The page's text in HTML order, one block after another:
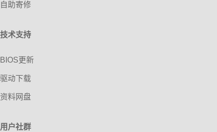
自助寄修
技术支持
BIOS更新
驱动下载
资料网盘
用户社群